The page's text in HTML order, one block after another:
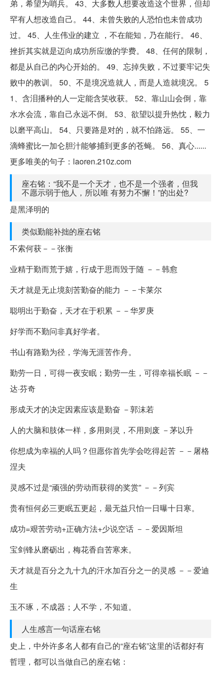
弟，希望为哨兵。 43、大多数人想要改造这个世界，但却
罕有人想改造自己。 44、未曾失败的人恐怕也未曾成功
过。 45、人生伟业的建立 ，不在能知，乃在能行。 46、
挫折其实就是迈向成功所应缴的学费。 48、任何的限制，
都是从自己的内心开始的。 49、忘掉失败，不过要牢记失
败中的教训。 50、不是境况造就人，而是人造就境况。 5
1、含泪播种的人一定能含笑收获。 52、靠山山会倒，靠
水水会流，靠自己永远不倒。 53、欲望以提升热忱，毅力
以磨平高山。 54、只要路是对的，就不怕路远。 55、一
滴蜂蜜比一加仑胆汁能够捕到更多的苍蝇。 56、真心......
更多唯美的句子：laoren.210z.com
座右铭：“我不是一个天才，也不是一个强者，但我
不愿示弱于他人，所以唯 有努力不懈！”的出处?
是黑泽明的
类似勤能补拙的座右铭
不索何获－－张衡
业精于勤而荒于嬉，行成于思而毁于随 －－韩愈
天才就是无止境刻苦勤奋的能力 －－卡莱尔
聪明出于勤奋，天才在于积累 －－华罗庚
好学而不勤问非真好学者。
书山有路勤为径，学海无涯苦作舟。
勤劳一日，可得一夜安眠；勤劳一生，可得幸福长眠 －－
达·芬奇
形成天才的决定因素应该是勤奋 －郭沫若
人的大脑和肢体一样，多用则灵，不用则废 －茅以升
你想成为幸福的人吗？但愿你首先学会吃得起苦 －－屠格
涅夫
灵感不过是“顽强的劳动而获得的奖赏” －－列宾
贵有恒何必三更眠五更起，最无益只怕一日曝十日寒。
成功=艰苦劳动+正确方法+少说空话 －－爱因斯坦
宝剑锋从磨砺出，梅花香自苦寒来。
天才就是百分之九十九的汗水加百分之一的灵感 －－爱迪
生
玉不琢，不成器；人不学，不知道。
人生感言一句话座右铭
史上，中外许多名人都有自己的“座右铭”这里的话都好有
哲理，都可以当做自己的座右铭：